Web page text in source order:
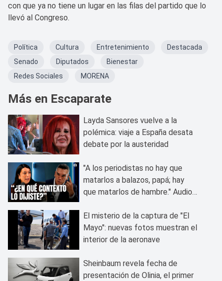
con que ya no tiene un lugar en las filas del partido que lo
llevó al Congreso.
Política Cultura Entretenimiento
Destacada
Senado
Diputados
Bienestar
Redes Sociales
MORENA
Más en Escaparate
Layda Sansores vuelve a la
polémica: viaje a España desata
debate por la austeridad
"A los periodistas no hay que
matarlos a balazos, papá; hay
que matarlos de hambre." Audios
Moreno
El misterio de la captura de "El
Mayo": nuevas fotos muestran el
interior de la aeronave
Sheinbaum revela fecha de
presentación de Olinia, el primer